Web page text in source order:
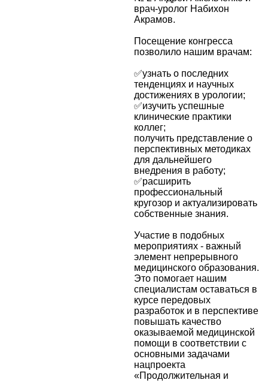
врач‑уролог Набихон
Акрамов.
Посещение конгресса
позволило нашим врачам:
✅узнать о последних
тенденциях и научных
достижениях в урологии;
✅изучить успешные
клинические практики
коллег;
получить представление о
перспективных методиках
для дальнейшего
внедрения в работу;
✅расширить
профессиональный
кругозор и актуализировать
собственные знания.
Участие в подобных
мероприятиях - важный
элемент непрерывного
медицинского образования.
Это помогает нашим
специалистам оставаться в
курсе передовых
разработок и в перспективе
повышать качество
оказываемой медицинской
помощи в соответствии с
основными задачами
нацпроекта
«Продолжительная и